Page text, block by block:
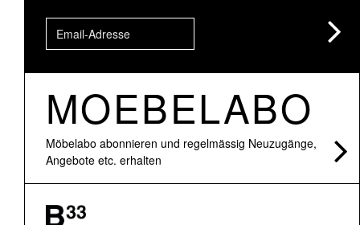
MOEBELABO
Möbelabo abonnieren und regelmässig Neuzugänge,
Angebote etc. erhalten